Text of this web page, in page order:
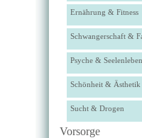
Ernährung & Fitness
Schwangerschaft &
Psyche & Seelenleben
Schönheit & Ästhetik
Sucht & Drogen
Vorsorge